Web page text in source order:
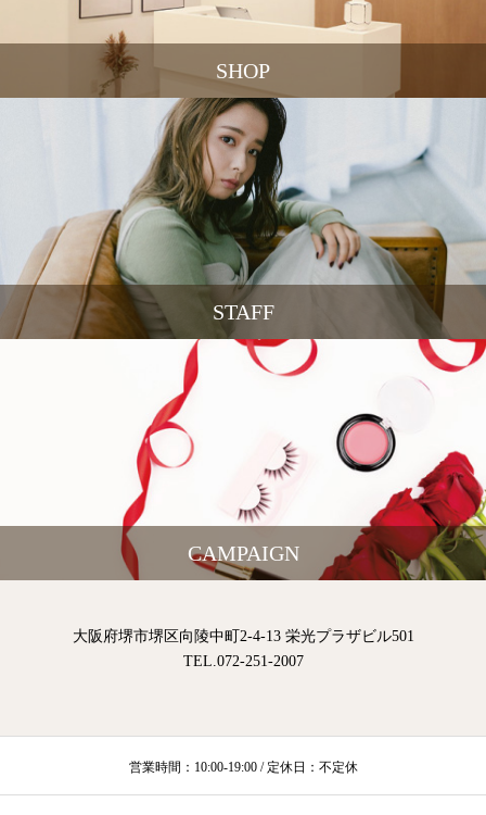
SHOP
STAFF
CAMPAIGN
大阪府堺市堺区向陵中町2-4-13 栄光プラザビル501
TEL.072-251-2007
営業時間：10:00-19:00 / 定休日：不定休